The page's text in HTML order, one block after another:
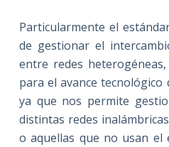
Particularmente el
de gestionar el
entre redes
para el avance tecnológico
ya que nos permite
distintas redes
o aquellas que no usan el